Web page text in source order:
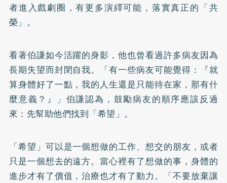
者進入戲劇圈，有更多演繹可能，落實真正的「共
榮」。
看著伯謙如今活躍的身影，他也曾看過許多病友因為
長期失望而封閉自我。「有一些病友可能覺得：『就
算身體好了一點，我的人生還是只能待在家，那有什
麼意義？』」伯謙認為，鼓勵病友的順序應該反過
來：先幫助他們找到「希望」。
「希望」可以是一個想做的工作、想交的朋友，或者
只是一個想去的遠方。當心裡有了想做的事，身體的
進步才有了價值，治療也才有了動力。「不要放棄讓